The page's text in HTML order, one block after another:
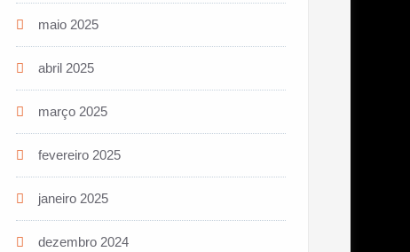
maio 2025
abril 2025
março 2025
fevereiro 2025
janeiro 2025
dezembro 2024